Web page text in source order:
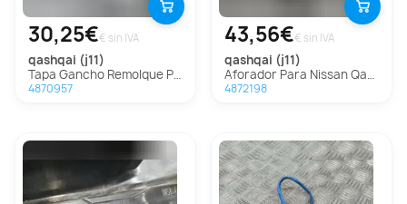
30,25€€ sin IVA
qashqai (j11)
Tapa Gancho Remolque Para Nissan Qashqai
4870957
43,56€€ sin IVA
qashqai (j11)
Aforador Para Nissan Qashqai
4872198